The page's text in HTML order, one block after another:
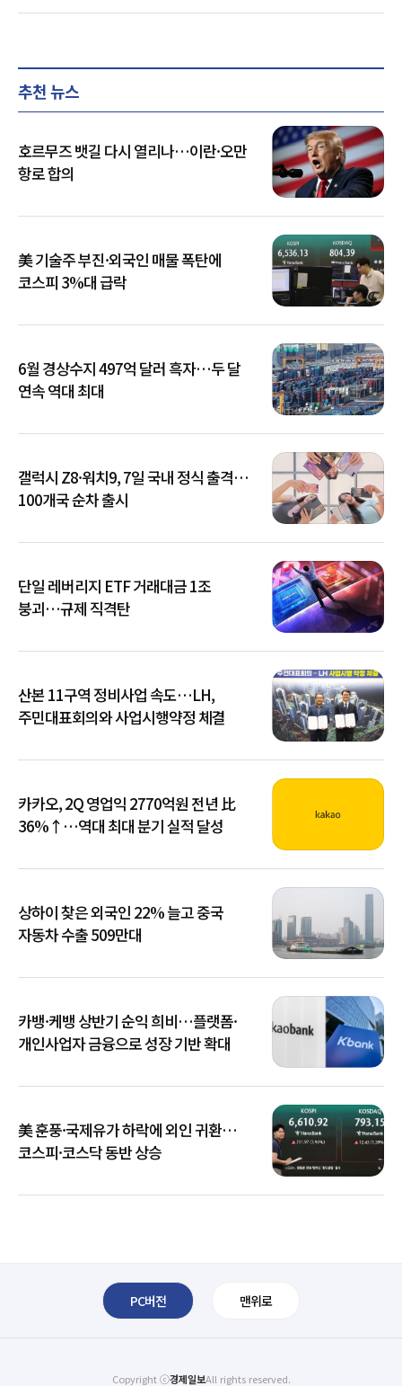
추천 뉴스
호르무즈 뱃길 다시 열리나…이란·오만
항로 합의
美 기술주 부진·외국인 매물 폭탄에
코스피 3%대 급락
6월 경상수지 497억 달러 흑자…두 달
연속 역대 최대
갤럭시 Z8·워치9, 7일 국내 정식 출격…
100개국 순차 출시
단일 레버리지 ETF 거래대금 1조
붕괴…규제 직격탄
산본 11구역 정비사업 속도…LH,
주민대표회의와 사업시행약정 체결
카카오, 2Q 영업익 2770억원 전년 比
36%↑…역대 최대 분기 실적 달성
상하이 찾은 외국인 22% 늘고 중국
자동차 수출 509만대
카뱅·케뱅 상반기 순익 희비…플랫폼·
개인사업자 금융으로 성장 기반 확대
美 훈풍·국제유가 하락에 외인 귀환…
코스피·코스닥 동반 상승
PC버전 맨위로
Copyright ⓒ경제일보All rights reserved.